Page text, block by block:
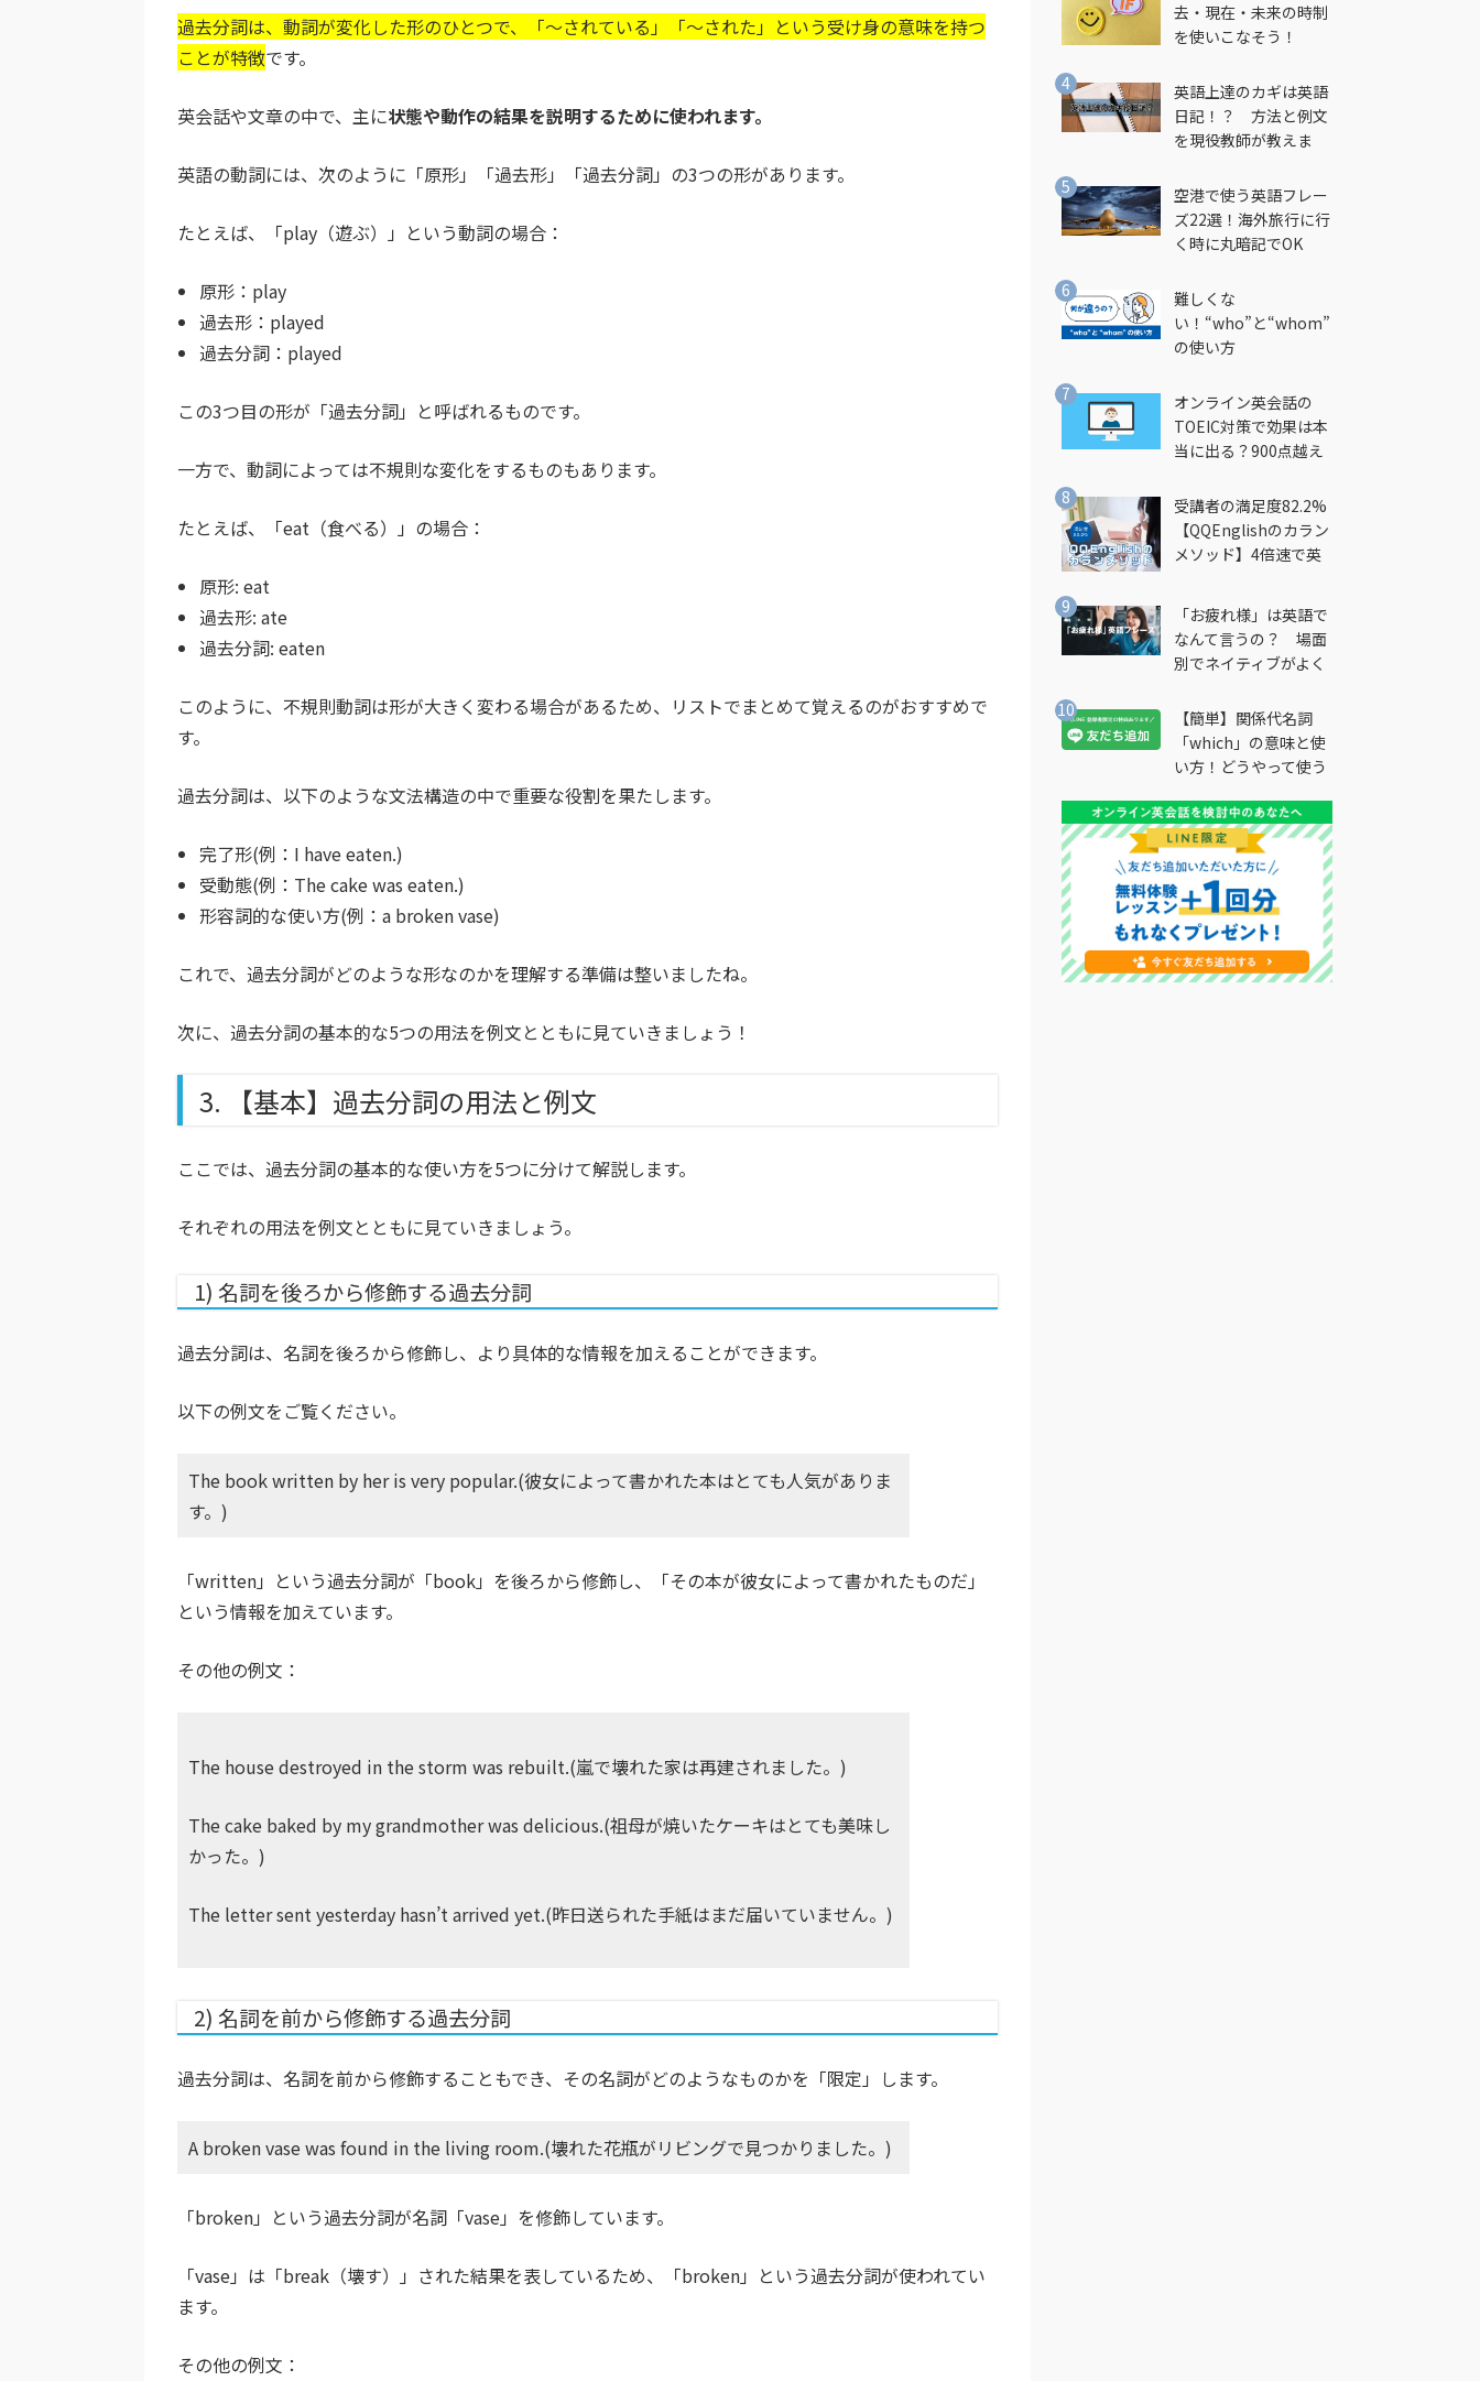
過去分詞は、動詞が変化した形のひとつで、「〜されている」「〜された」という受け身の意味を持つ
ことが特徴です。
英会話や文章の中で、主に状態や動作の結果を説明するために使われます。
英語の動詞には、次のように「原形」「過去形」「過去分詞」の3つの形があります。
たとえば、「play（遊ぶ）」という動詞の場合：
原形：play
過去形：played
過去分詞：played
この3つ目の形が「過去分詞」と呼ばれるものです。
一方で、動詞によっては不規則な変化をするものもあります。
たとえば、「eat（食べる）」の場合：
原形: eat
過去形: ate
過去分詞: eaten
このように、不規則動詞は形が大きく変わる場合があるため、リストでまとめて覚えるのがおすすめで
す。
過去分詞は、以下のような文法構造の中で重要な役割を果たします。
完了形(例：I have eaten.)
受動態(例：The cake was eaten.)
形容詞的な使い方(例：a broken vase)
これで、過去分詞がどのような形なのかを理解する準備は整いましたね。
次に、過去分詞の基本的な5つの用法を例文とともに見ていきましょう！
3. 【基本】過去分詞の用法と例文
ここでは、過去分詞の基本的な使い方を5つに分けて解説します。
それぞれの用法を例文とともに見ていきましょう。
1) 名詞を後ろから修飾する過去分詞
過去分詞は、名詞を後ろから修飾し、より具体的な情報を加えることができます。
以下の例文をご覧ください。
The book written by her is very popular.(彼女によって書かれた本はとても人気がありま
す。)
「written」という過去分詞が「book」を後ろから修飾し、「その本が彼女によって書かれたものだ」
という情報を加えています。
その他の例文：
The house destroyed in the storm was rebuilt.(嵐で壊れた家は再建されました。)
The cake baked by my grandmother was delicious.(祖母が焼いたケーキはとても美味し
かった。)
The letter sent yesterday hasn’t arrived yet.(昨日送られた手紙はまだ届いていません。)
2) 名詞を前から修飾する過去分詞
過去分詞は、名詞を前から修飾することもでき、その名詞がどのようなものかを「限定」します。
A broken vase was found in the living room.(壊れた花瓶がリビングで見つかりました。)
「broken」という過去分詞が名詞「vase」を修飾しています。
「vase」は「break（壊す）」された結果を表しているため、「broken」という過去分詞が使われてい
ます。
その他の例文：
去・現在・未来の時制
を使いこなそう！
英語上達のカギは英語
日記！？ 方法と例文
を現役教師が教えま
空港で使う英語フレー
ズ22選！海外旅行に行
く時に丸暗記でOK
難しくな
い！“who”と“whom”
の使い方
オンライン英会話の
TOEIC対策で効果は本
当に出る？900点越え
受講者の満足度82.2%
【QQEnglishのカラン
メソッド】4倍速で英
法とは？
「お疲れ様」は英語で
なんて言うの？ 場面
別でネイティブがよく
説
【簡単】関係代名詞
「which」の意味と使
い方！どうやって使う